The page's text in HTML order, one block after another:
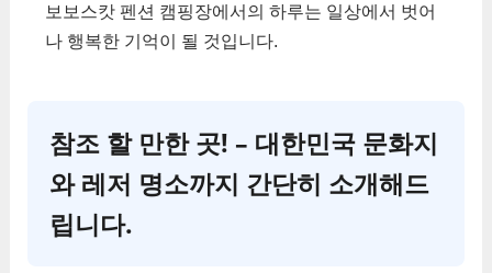
보보스캇 펜션 캠핑장에서의 하루는 일상에서 벗어
나 행복한 기억이 될 것입니다.
참조 할 만한 곳! – 대한민국 문화지
와 레저 명소까지 간단히 소개해드
립니다.